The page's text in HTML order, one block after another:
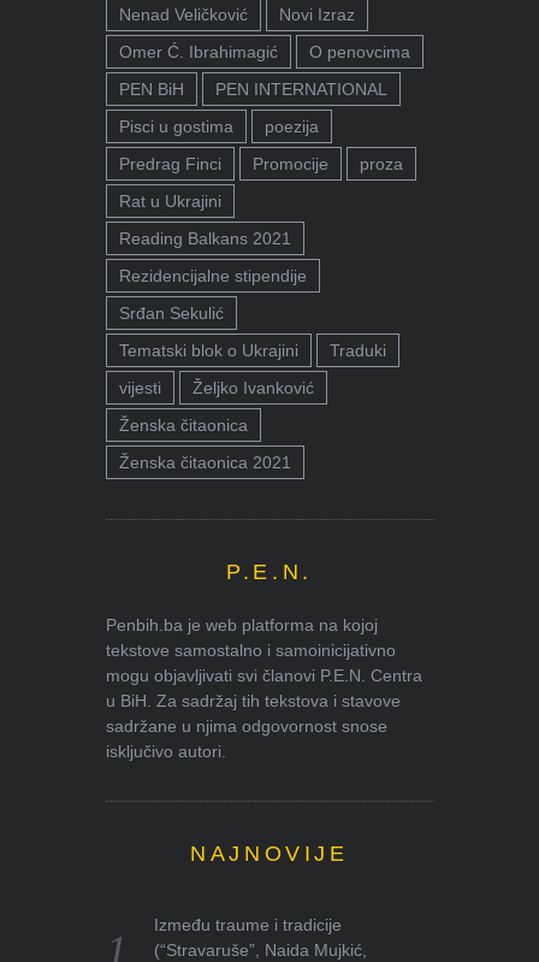
Nenad Veličković
Novi Izraz
Omer Ć. Ibrahimagić
O penovcima
PEN BiH
PEN INTERNATIONAL
Pisci u gostima
poezija
Predrag Finci
Promocije
proza
Rat u Ukrajini
Reading Balkans 2021
Rezidencijalne stipendije
Srđan Sekulić
Tematski blok o Ukrajini
Traduki
vijesti
Željko Ivanković
Ženska čitaonica
Ženska čitaonica 2021
P.E.N.
Penbih.ba je web platforma na kojoj
tekstove samostalno i samoinicijativno
mogu objavljivati svi članovi P.E.N. Centra
u BiH. Za sadržaj tih tekstova i stavove
sadržane u njima odgovornost snose
isključivo autori.
NAJNOVIJE
Između traume i tradicije
(“Stravaruše”, Naida Mujkić,